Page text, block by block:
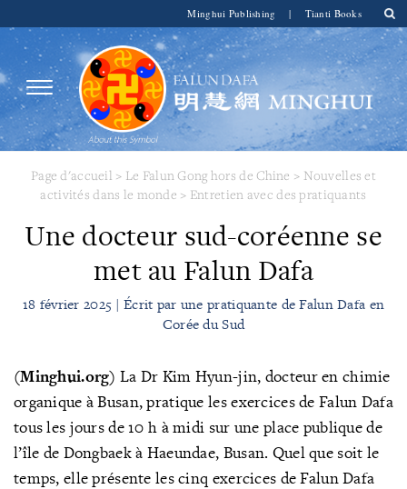
Minghui Publishing | Tianti Books
Page d'accueil > Le Falun Gong hors de Chine > Nouvelles et
activités dans le monde > Entretien avec des pratiquants
Une docteur sud-coréenne se
met au Falun Dafa
18 février 2025 | Écrit par une pratiquante de Falun Dafa en
Corée du Sud
(Minghui.org) La Dr Kim Hyun-jin, docteur en chimie
organique à Busan, pratique les exercices de Falun Dafa
tous les jours de 10 h à midi sur une place publique de
l’île de Dongbaek à Haeundae, Busan. Quel que soit le
temps, elle présente les cinq exercices de Falun Dafa